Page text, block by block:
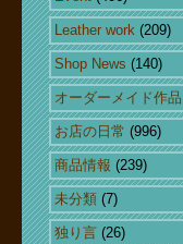
Leather work (209)
Shop News (140)
オーダーメイド作品
お店の日常 (996)
商品情報 (239)
未分類 (7)
独り言 (26)